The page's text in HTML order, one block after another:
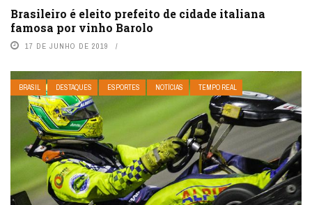
Brasileiro é eleito prefeito de cidade italiana
famosa por vinho Barolo
17 DE JUNHO DE 2019
BRASIL DESTAQUES ESPORTES NOTÍCIAS TEMPO REAL